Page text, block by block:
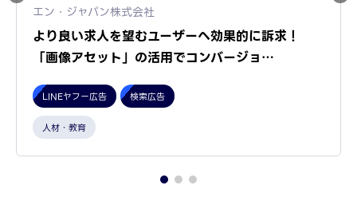
エン・ジャパン株式会社
より良い求人を望むユーザーへ効果的に訴求！
「画像アセット」の活用でコンバージョ…
LINEヤフー広告 検索広告
人材・教育